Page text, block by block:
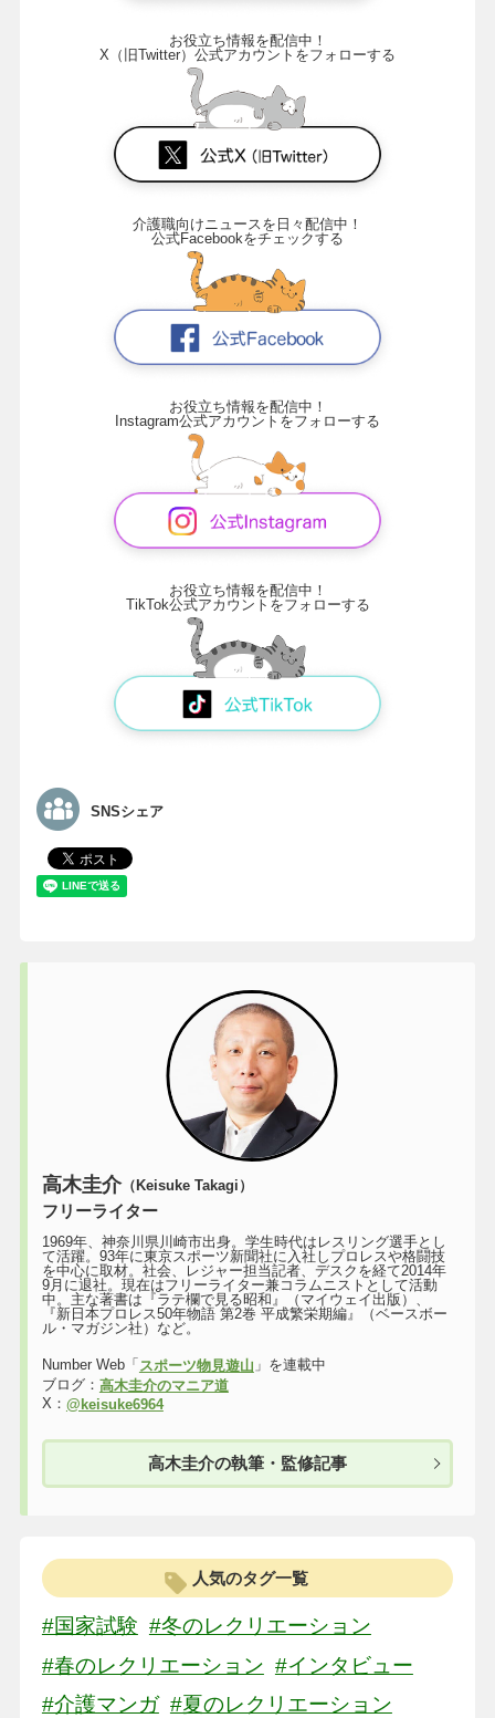
お役立ち情報を配信中！
X（旧Twitter）公式アカウントをフォローする
介護職向けニュースを日々配信中！
公式Facebookをチェックする
お役立ち情報を配信中！
Instagram公式アカウントをフォローする
お役立ち情報を配信中！
TikTok公式アカウントをフォローする
SNSシェア
高木圭介（Keisuke Takagi）
フリーライター
1969年、神奈川県川崎市出身。学生時代はレスリング選手とし
て活躍。93年に東京スポーツ新聞社に入社しプロレスや格闘技
を中心に取材。社会、レジャー担当記者、デスクを経て2014年
9月に退社。現在はフリーライター兼コラムニストとして活動
中。主な著書は『ラテ欄で見る昭和』（マイウェイ出版）、
『新日本プロレス50年物語 第2巻 平成繁栄期編』（ベースボー
ル・マガジン社）など。
Number Web「 スポーツ物見遊山 」を連載中
ブログ： 高木圭介のマニア道
X： @keisuke6964
高木圭介の執筆・監修記事
人気のタグ一覧
#国家試験 #冬のレクリエーション
#春のレクリエーション #インタビュー
#介護マンガ #夏のレクリエーション